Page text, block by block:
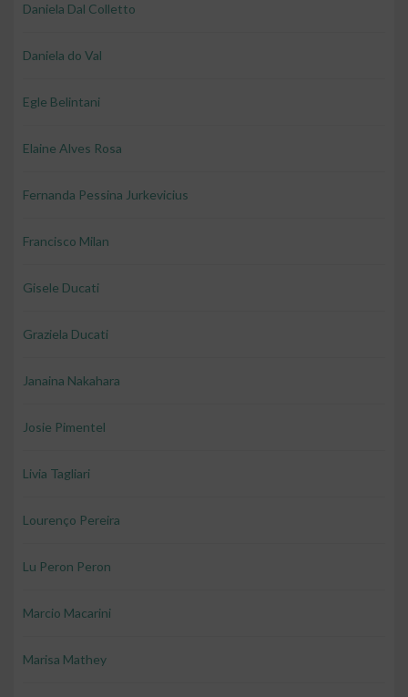
Daniela Dal Colletto
Daniela do Val
Egle Belintani
Elaine Alves Rosa
Fernanda Pessina Jurkevicius
Francisco Milan
Gisele Ducati
Graziela Ducati
Janaina Nakahara
Josie Pimentel
Livia Tagliari
Lourenço Pereira
Lu Peron Peron
Marcio Macarini
Marisa Mathey